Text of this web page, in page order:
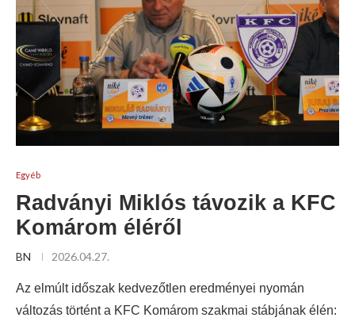
Egyéb
Radványi Miklós távozik a KFC
Komárom éléről
BN 2026.04.27.
Az elmúlt időszak kedvezőtlen eredményei nyomán
változás történt a KFC Komárom szakmai stábjának élén: